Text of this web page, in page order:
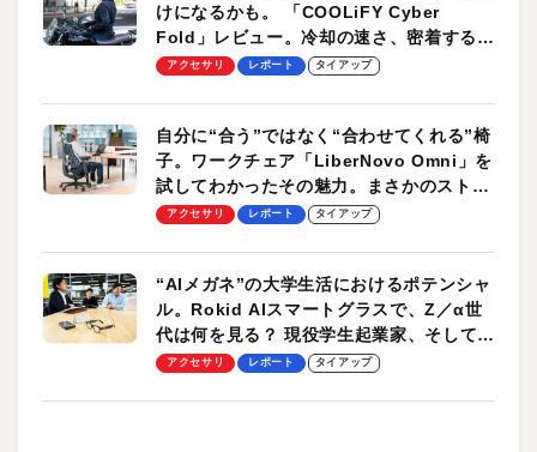
けになるかも。 「COOLiFY Cyber
Fold」レビュー。冷却の速さ、密着する冷
却プレート、シンプルな操作性がグッド！
アクセサリ レポート タイアップ
自分に“合う”ではなく“合わせてくれる”椅
子。ワークチェア「LiberNovo Omni」を
試してわかったその魅力。まさかのストレ
ッチ機能も搭載
アクセサリ レポート タイアップ
“AIメガネ”の大学生活におけるポテンシャ
ル。Rokid AIスマートグラスで、Z／α世
代は何を見る？ 現役学生起業家、そして教
授による体験会レポート【PR】
アクセサリ レポート タイアップ